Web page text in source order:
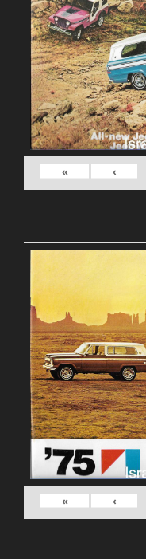
›
»
›
»